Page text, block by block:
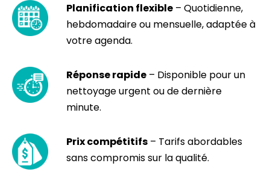
Planification flexible – Quotidienne,
hebdomadaire ou mensuelle, adaptée à
votre agenda.
Réponse rapide – Disponible pour un
nettoyage urgent ou de dernière
minute.
Prix compétitifs – Tarifs abordables
sans compromis sur la qualité.